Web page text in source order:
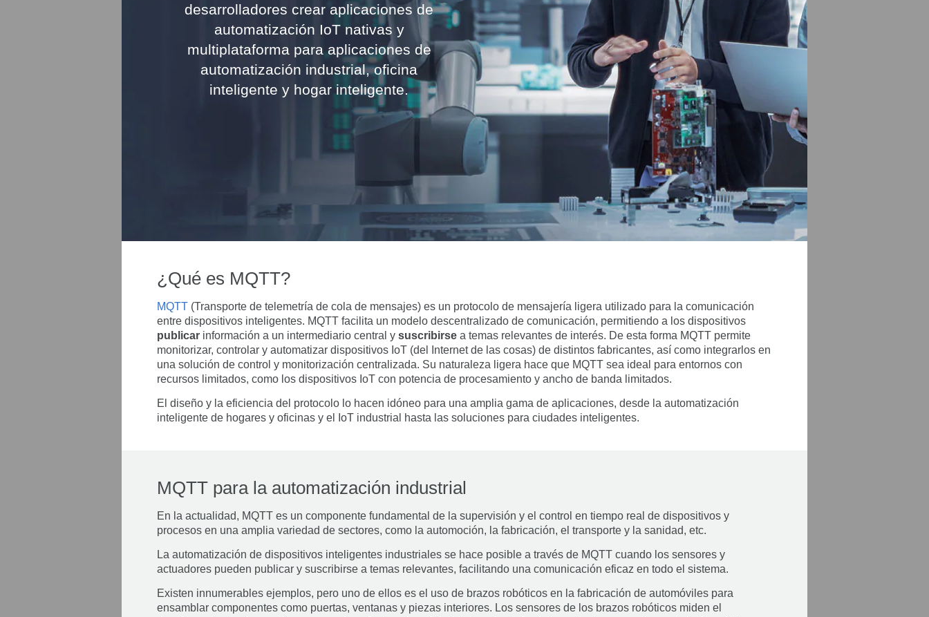
desarrolladores crear aplicaciones de
automatización IoT nativas y
multiplataforma para aplicaciones de
automatización industrial, oficina
inteligente y hogar inteligente.
¿Qué es MQTT?
MQTT (Transporte de telemetría de cola de mensajes) es un protocolo de mensajería ligera utilizado para la comunicación
entre dispositivos inteligentes. MQTT facilita un modelo descentralizado de comunicación, permitiendo a los dispositivos
publicar información a un intermediario central y suscribirse a temas relevantes de interés. De esta forma MQTT permite
monitorizar, controlar y automatizar dispositivos IoT (del Internet de las cosas) de distintos fabricantes, así como integrarlos en
una solución de control y monitorización centralizada. Su naturaleza ligera hace que MQTT sea ideal para entornos con
recursos limitados, como los dispositivos IoT con potencia de procesamiento y ancho de banda limitados.
El diseño y la eficiencia del protocolo lo hacen idóneo para una amplia gama de aplicaciones, desde la automatización
inteligente de hogares y oficinas y el IoT industrial hasta las soluciones para ciudades inteligentes.
MQTT para la automatización industrial
En la actualidad, MQTT es un componente fundamental de la supervisión y el control en tiempo real de dispositivos y
procesos en una amplia variedad de sectores, como la automoción, la fabricación, el transporte y la sanidad, etc.
La automatización de dispositivos inteligentes industriales se hace posible a través de MQTT cuando los sensores y
actuadores pueden publicar y suscribirse a temas relevantes, facilitando una comunicación eficaz en todo el sistema.
Existen innumerables ejemplos, pero uno de ellos es el uso de brazos robóticos en la fabricación de automóviles para
ensamblar componentes como puertas, ventanas y piezas interiores. Los sensores de los brazos robóticos miden el